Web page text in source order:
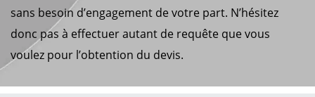
sans besoin d’engagement de votre part. N’hésitez
donc pas à effectuer autant de requête que vous
voulez pour l’obtention du devis.